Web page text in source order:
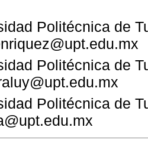
Politécnica de
Politécnica de
Politécnica de